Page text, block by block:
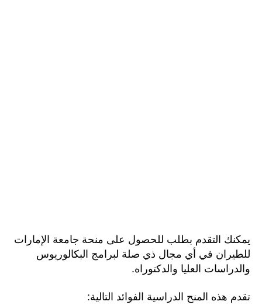
يمكنك التقدم بطلب للحصول على منحة جامعة الإمارات
للطيران في أي مجال ذي صلة لبرامج البكالوريوس
والدراسات العليا والدكتوراه.
تقدم هذه المنح الدراسية الفوائد التالية: